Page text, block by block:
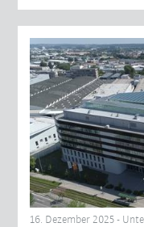
16. Dezember 2025 -